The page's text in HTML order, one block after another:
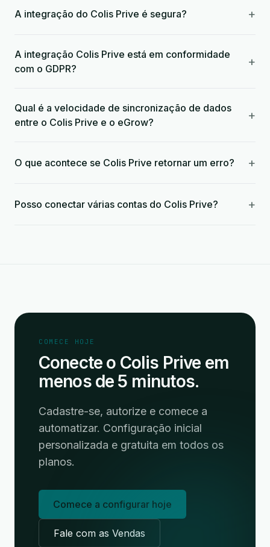
A integração do Colis Prive é segura? +
A integração Colis Prive está em conformidade
com o GDPR?
+
Qual é a velocidade de sincronização de dados
entre o Colis Prive e o eGrow?
+
O que acontece se Colis Prive retornar um erro? +
Posso conectar várias contas do Colis Prive? +
COMECE HOJE
Conecte o Colis Prive em
menos de 5 minutos.
Cadastre-se, autorize e comece a
automatizar. Configuração inicial
personalizada e gratuita em todos os
planos.
Comece a configurar hoje
Fale com as Vendas